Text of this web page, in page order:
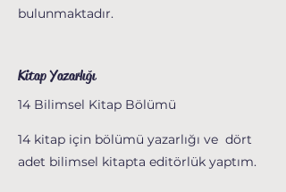
bulunmaktadır.
Kitap Yazarlığı
14 Bilimsel Kitap Bölümü
14 kitap için bölümü yazarlığı ve dört
adet bilimsel kitapta editörlük yaptım.